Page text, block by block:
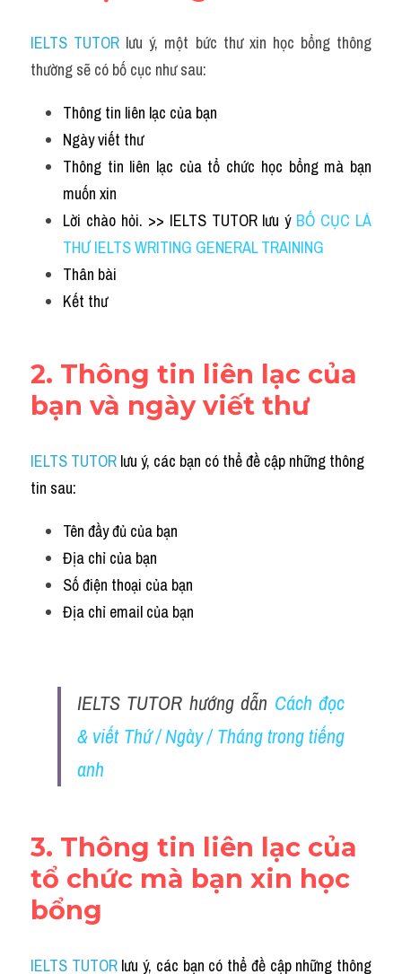
IELTS TUTOR lưu ý, một bức thư xin học bổng thông
thường sẽ có bố cục như sau:
Thông tin liên lạc của bạn
Ngày viết thư
Thông tin liên lạc của tổ chức học bổng mà bạn
muốn xin
Lời chào hỏi. >> IELTS TUTOR lưu ý BỐ CỤC LÁ
THƯ IELTS WRITING GENERAL TRAINING
Thân bài
Kết thư
2. Thông tin liên lạc của
bạn và ngày viết thư
IELTS TUTOR lưu ý, các bạn có thể đề cập những thông
tin sau:
Tên đầy đủ của bạn
Địa chỉ của bạn
Số điện thoại của bạn
Địa chỉ email của bạn
IELTS TUTOR hướng dẫn Cách đọc
& viết Thứ / Ngày / Tháng trong tiếng
anh
3. Thông tin liên lạc của
tổ chức mà bạn xin học
bổng
IELTS TUTOR lưu ý, các bạn có thể đề cập những thông